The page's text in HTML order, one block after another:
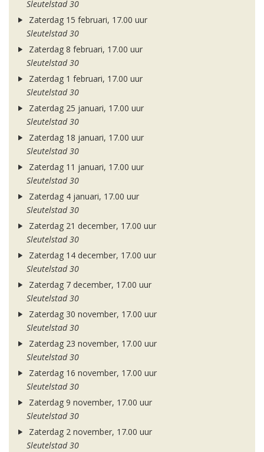
Sleutelstad 30
Zaterdag 15 februari, 17.00 uur
Sleutelstad 30
Zaterdag 8 februari, 17.00 uur
Sleutelstad 30
Zaterdag 1 februari, 17.00 uur
Sleutelstad 30
Zaterdag 25 januari, 17.00 uur
Sleutelstad 30
Zaterdag 18 januari, 17.00 uur
Sleutelstad 30
Zaterdag 11 januari, 17.00 uur
Sleutelstad 30
Zaterdag 4 januari, 17.00 uur
Sleutelstad 30
Zaterdag 21 december, 17.00 uur
Sleutelstad 30
Zaterdag 14 december, 17.00 uur
Sleutelstad 30
Zaterdag 7 december, 17.00 uur
Sleutelstad 30
Zaterdag 30 november, 17.00 uur
Sleutelstad 30
Zaterdag 23 november, 17.00 uur
Sleutelstad 30
Zaterdag 16 november, 17.00 uur
Sleutelstad 30
Zaterdag 9 november, 17.00 uur
Sleutelstad 30
Zaterdag 2 november, 17.00 uur
Sleutelstad 30